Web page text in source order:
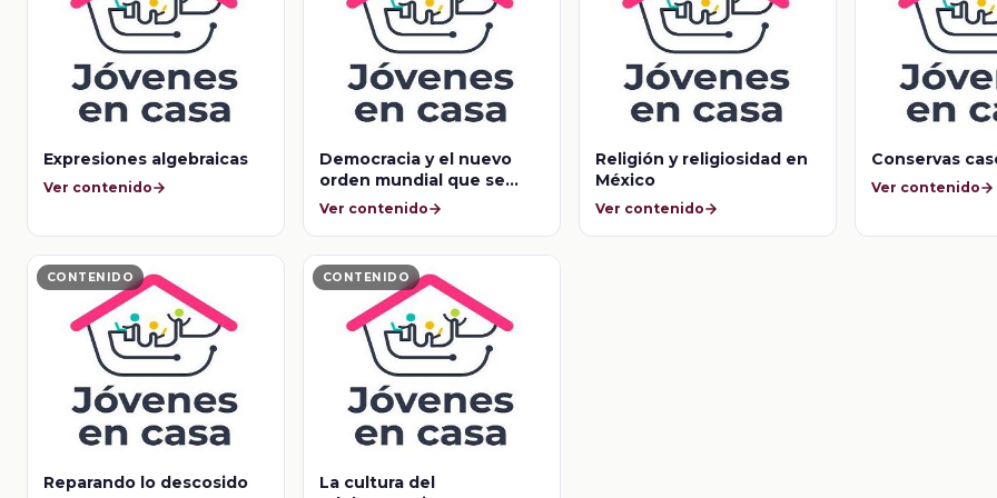
Expresiones algebraicas
Ver contenido
Democracia y el nuevo
orden mundial que se
niega a sucumbir
Ver contenido
Religión y religiosidad en
México
Ver contenido
Conservas
Ver contenido
CONTENIDO
Reparando lo descosido
CONTENIDO
La cultura del